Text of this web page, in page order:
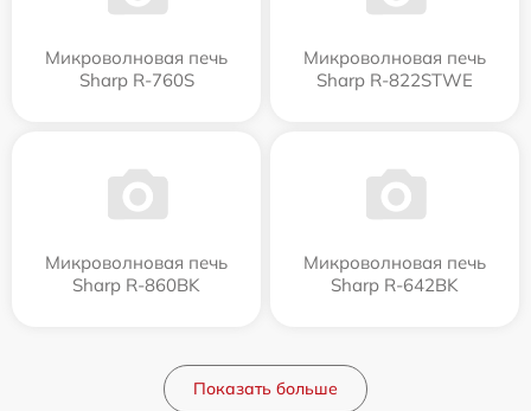
Микроволновая печь
Sharp R-760S
Микроволновая печь
Sharp R-822STWE
Микроволновая печь
Sharp R-860BK
Микроволновая печь
Sharp R-642BK
Показать больше